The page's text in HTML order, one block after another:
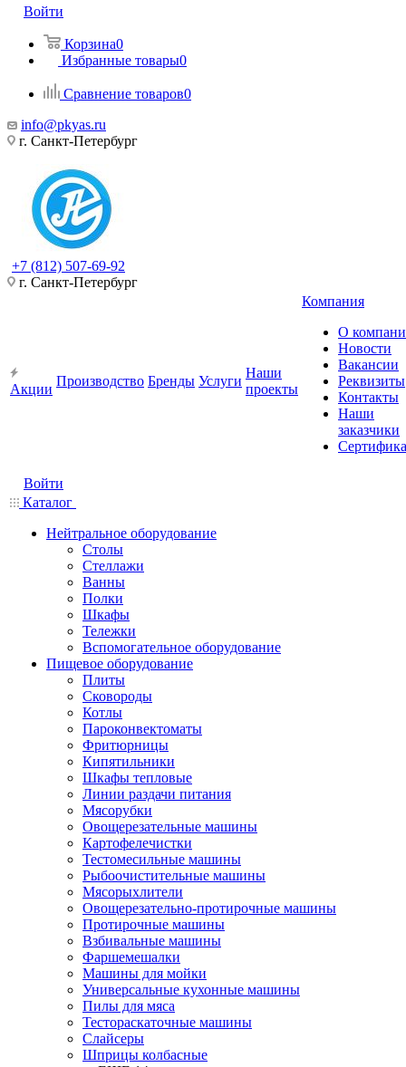
Войти
Корзина0
Избранные товары0
Сравнение товаров0
info@pkyas.ru
г. Санкт-Петербург
+7 (812) 507-69-92
г. Санкт-Петербург
Акции
Производство Бренды Услуги
Наши
проекты
Компания
О
Новости
Вакансии
Реквизиты
Контакты
Наши
заказчики
Войти
Каталог
Нейтральное оборудование
Столы
Стеллажи
Ванны
Полки
Шкафы
Тележки
Вспомогательное оборудование
Пищевое оборудование
Плиты
Сковороды
Котлы
Пароконвектоматы
Фритюрницы
Кипятильники
Шкафы тепловые
Линии раздачи питания
Мясорубки
Овощерезательные машины
Картофелечистки
Тестомесильные машины
Рыбоочистительные машины
Мясорыхлители
Овощерезательно-протирочные машины
Протирочные машины
Взбивальные машины
Фаршемешалки
Машины для мойки
Универсальные кухонные машины
Пилы для мяса
Тестораскаточные машины
Слайсеры
Шприцы колбасные